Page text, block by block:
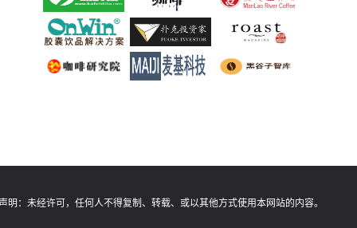
明： 未经许可，任何人不得复制、转载、或以其他方式使用本网站的内容。